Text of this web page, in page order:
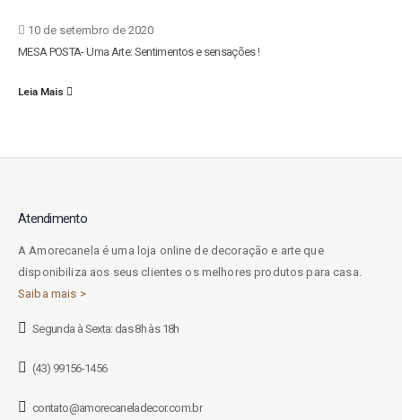
10 de setembro de 2020
MESA POSTA- Uma Arte: Sentimentos e sensações !
Leia Mais
Atendimento
A Amorecanela é uma loja online de decoração e arte que
disponibiliza aos seus clientes os melhores produtos para casa.
Saiba mais >
Segunda à Sexta: das 8h às 18h
(43) 99156-1456
contato@amorecaneladecor.com.br